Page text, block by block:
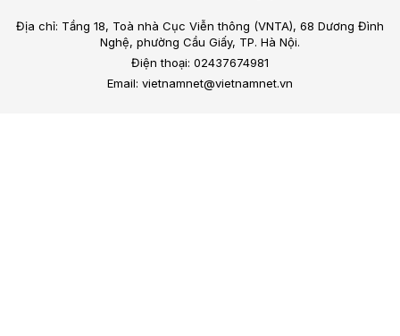
Địa chỉ: Tầng 18, Toà nhà Cục Viễn thông (VNTA), 68 Dương Đình
Nghệ, phường Cầu Giấy, TP. Hà Nội.
Điện thoại: 02437674981
Email: vietnamnet@vietnamnet.vn